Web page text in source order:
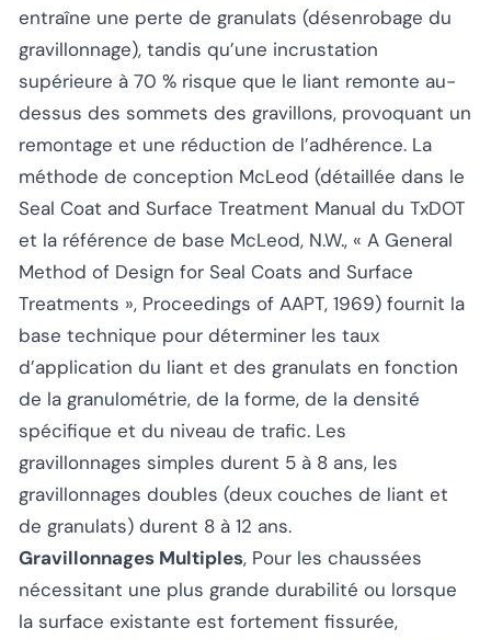
entraîne une perte de granulats (désenrobage du
gravillonnage), tandis qu’une incrustation
supérieure à 70 % risque que le liant remonte au-
dessus des sommets des gravillons, provoquant un
remontage et une réduction de l’adhérence. La
méthode de conception McLeod (détaillée dans le
Seal Coat and Surface Treatment Manual du TxDOT
et la référence de base McLeod, N.W., « A General
Method of Design for Seal Coats and Surface
Treatments », Proceedings of AAPT, 1969) fournit la
base technique pour déterminer les taux
d’application du liant et des granulats en fonction
de la granulométrie, de la forme, de la densité
spécifique et du niveau de trafic. Les
gravillonnages simples durent 5 à 8 ans, les
gravillonnages doubles (deux couches de liant et
de granulats) durent 8 à 12 ans.
Gravillonnages Multiples, Pour les chaussées
nécessitant une plus grande durabilité ou lorsque
la surface existante est fortement fissurée,